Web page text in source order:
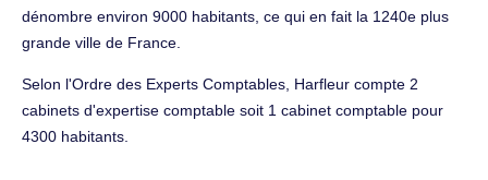
dénombre environ 9000 habitants, ce qui en fait la 1240e plus
grande ville de France.
Selon l'Ordre des Experts Comptables, Harfleur compte 2
cabinets d'expertise comptable soit 1 cabinet comptable pour
4300 habitants.